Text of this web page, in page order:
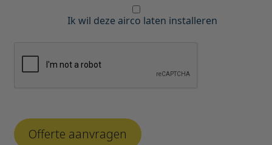
Ik wil deze airco laten installeren